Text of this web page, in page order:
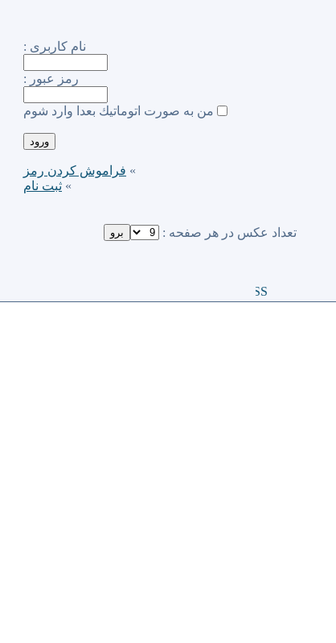
نام كاربری :
رمز عبور :
من به صورت اتوماتیك بعدا وارد شوم
» فراموش كردن رمز
» ثبت نام
تعداد عكس در هر صفحه :